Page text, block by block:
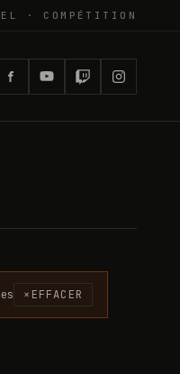
· COMPÉTITION
s × EFFACER